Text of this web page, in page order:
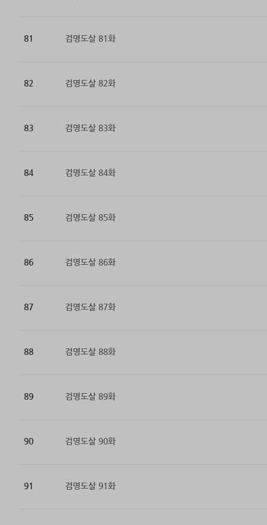
81 검명도살 81화
82 검명도살 82화
83 검명도살 83화
84 검명도살 84화
85 검명도살 85화
86 검명도살 86화
87 검명도살 87화
88 검명도살 88화
89 검명도살 89화
90 검명도살 90화
91 검명도살 91화